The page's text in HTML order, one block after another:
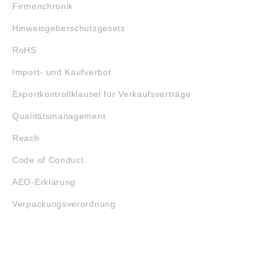
Firmenchronik
Hinweisgeberschutzgesetz
RoHS
Import- und Kaufverbot
Exportkontrollklausel für Verkaufsverträge
Qualitätsmanagement
Reach
Code of Conduct
AEO-Erklärung
Verpackungsverordnung